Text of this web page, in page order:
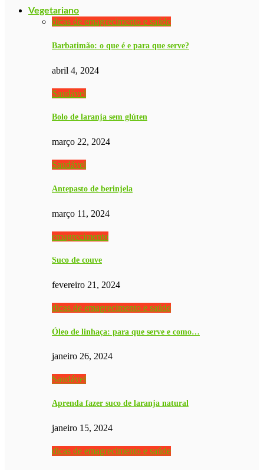
Vegetariano
dicas de emagrecimento e saúde
Barbatimão: o que é e para que serve?
abril 4, 2024
Saudável
Bolo de laranja sem glúten
março 22, 2024
Saudável
Antepasto de berinjela
março 11, 2024
emagrecimento
Suco de couve
fevereiro 21, 2024
dicas de emagrecimento e saúde
Óleo de linhaça: para que serve e como…
janeiro 26, 2024
Saudável
Aprenda fazer suco de laranja natural
janeiro 15, 2024
dicas de emagrecimento e saúde